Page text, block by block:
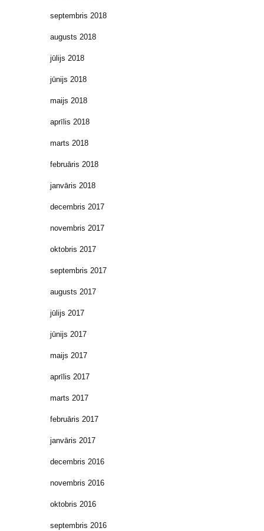
septembris 2018
augusts 2018
jūlijs 2018
jūnijs 2018
maijs 2018
aprīlis 2018
marts 2018
februāris 2018
janvāris 2018
decembris 2017
novembris 2017
oktobris 2017
septembris 2017
augusts 2017
jūlijs 2017
jūnijs 2017
maijs 2017
aprīlis 2017
marts 2017
februāris 2017
janvāris 2017
decembris 2016
novembris 2016
oktobris 2016
septembris 2016